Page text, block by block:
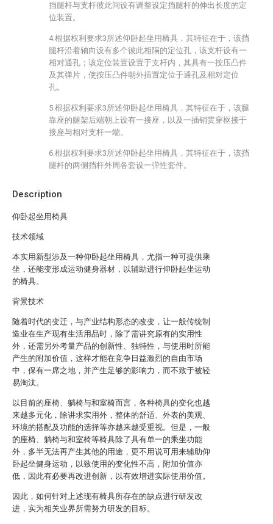
Description
仰卧起坐用椅具
技术领域
本实用新型涉及一种仰卧起坐用椅具，尤指一种可提供乘
坐，还能变形成运动健身器材，以辅助进行仰卧起坐运动
的椅具。
背景技术
随着时代的变迁，与产业结构形态的改变，让一般传统制
造业在生产现有生活用品时，除了需讲究原有的实用性
外，还需另外考量产品的创新性、独特性，与使用时所能
产生的附加价值，这样才能在竞争日益激烈的自由市场
中，保有一席之地，并产生足够的影响力，而不致于被轻
易淘汰。
以目前的座椅、躺椅与和室椅而言，各种椅具的变化也越
来越多元化，除讲求实用外，整体的舒适、外表的美观、
环境的搭配及功能的选择等亦越来越受重视。但是，一般
的座椅、躺椅与和室椅等椅具除了具有单一的乘坐功能
外，多半无法再产生其他的用途，更不用说可用来辅助仰
卧起坐健身运动，以致使用的变化性不高，附加价值亦
低，因此有必要再改进创新，以有效增进实际使用价值。
因此，如何针对上述现有椅具所存在的缺点进行研发改
进，实为相关业界所需努力研发的目标。
挡腿杆与支杆彼此间设有调整设定挡腿杆的伸出长度的定
位装置。
4.根据权利要求3所述仰卧起坐用椅具，其特征在于，该挡
腿杆沿着轴向设有多个彼此相隔的定位孔，该支杆设有一
相对通孔；该定位装置设置于支杆内，其具有一按压凸件
及其弹片，使按压凸件朝外插置定位于通孔及相对定位
孔。
5.根据权利要求3所述仰卧起坐用椅具，其特征在于，该腿
靠座的腿架后端朝上设有一接座，以及一插销贯穿枢接于
接座与相对支杆一端。
6.根据权利要求3所述仰卧起坐用椅具，其特征在于，该挡
腿杆的两侧挡杆外周各套设一弹性套件。